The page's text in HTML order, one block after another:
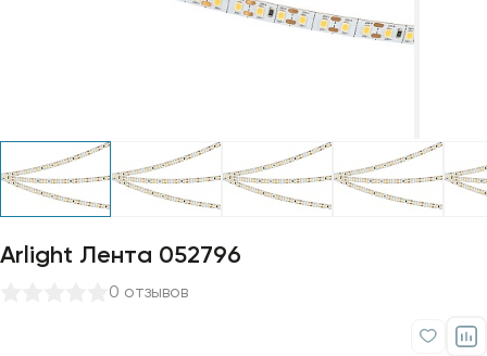
Arlight Лента 052796
0 отзывов